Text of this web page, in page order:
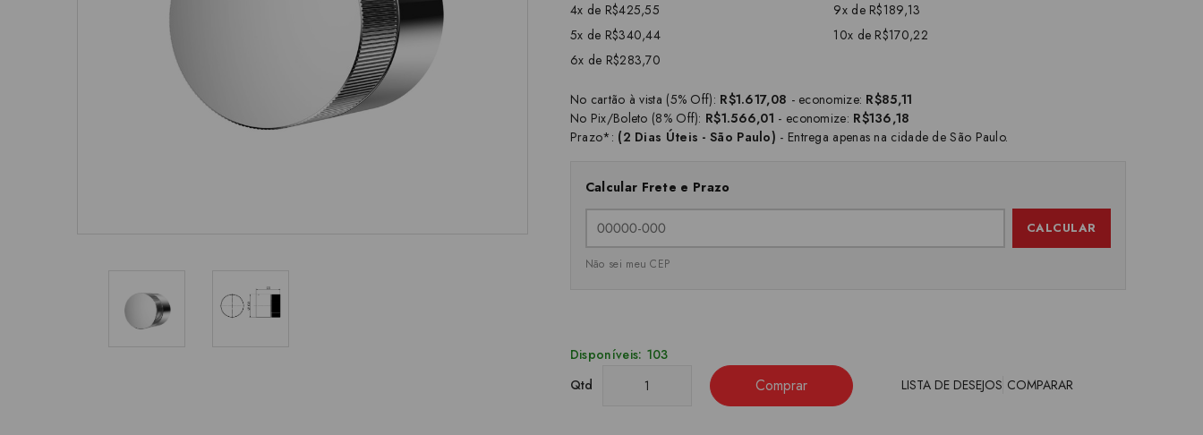
4x de R$425,55
5x de R$340,44
6x de R$283,70
9x de R$189,13
10x de R$170,22
No cartão à vista (5% Off): R$1.617,08 - economize: R$85,11
No Pix/Boleto (8% Off): R$1.566,01 - economize: R$136,18
Prazo*: (2 Dias Úteis - São Paulo) - Entrega apenas na cidade de São Paulo.
Calcular Frete e Prazo
CALCULAR
Não sei meu CEP
Disponíveis: 103
Qtd
Comprar LISTA DE DESEJOS COMPARAR